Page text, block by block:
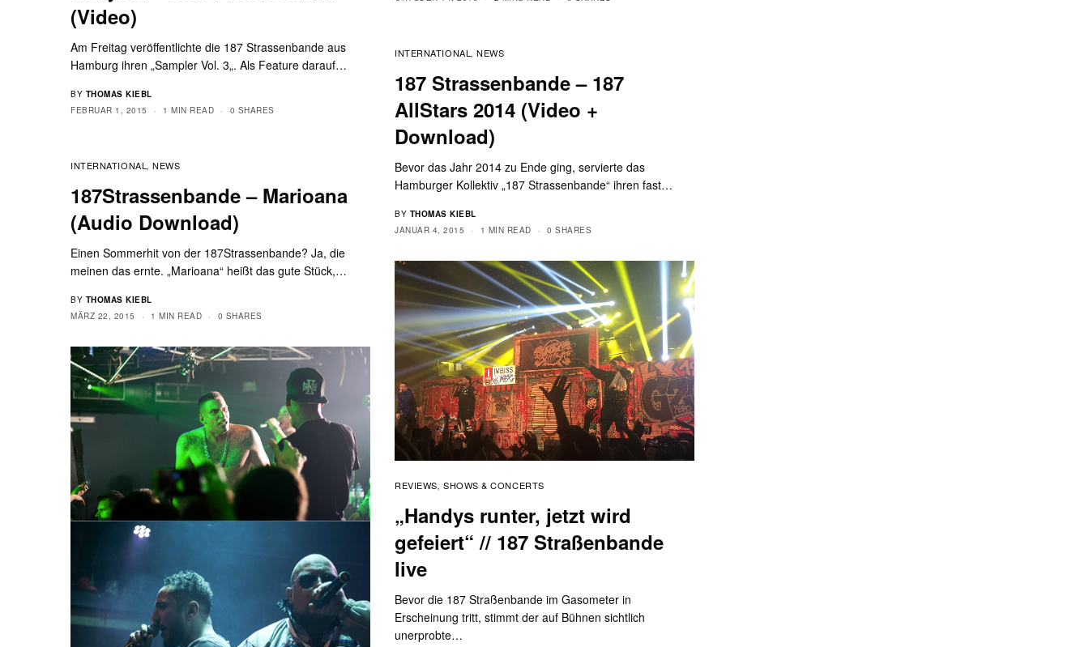
(Video)
Am Freitag veröffentlichte die 187 Strassenbande aus
Hamburg ihren „Sampler Vol. 3„. Als Feature darauf…
BY THOMAS KIEBL
FEBRUAR 1, 2015
1 MIN READ 0 SHARES
INTERNATIONAL ,NEWS
187 Strassenbande – 187
AllStars 2014 (Video +
Download)
Bevor das Jahr 2014 zu Ende ging, servierte das
Hamburger Kollektiv „187 Strassenbande“ ihren fast…
BY THOMAS KIEBL
JANUAR 4, 2015
1 MIN READ 0 SHARES
INTERNATIONAL ,NEWS
187Strassenbande – Marioana
(Audio Download)
Einen Sommerhit von der 187Strassenbande? Ja, die
meinen das ernte. „Marioana“ heißt das gute Stück,…
BY THOMAS KIEBL
MÄRZ 22, 2015
1 MIN READ 0 SHARES
REVIEWS, SHOWS & CONCERTS
„Handys runter, jetzt wird
gefeiert“ // 187 Straßenbande
live
Bevor die 187 Straßenbande im Gasometer in
Erscheinung tritt, stimmt der auf Bühnen sichtlich
unerprobte…